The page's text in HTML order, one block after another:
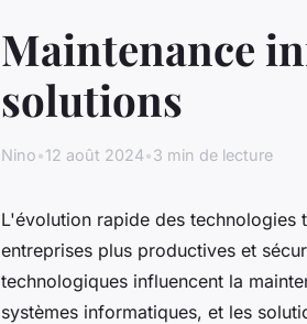
Maintenance
solutions
Nino•12 août 2024•3 min de lecture
L'évolution rapide des technologies
entreprises plus productives et
technologiques influencent la
systèmes informatiques, et les